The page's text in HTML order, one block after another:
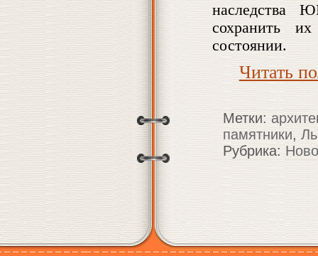
наследства
сохранить
состоянии.
Читать
Метки:
памятники,
Рубрика: